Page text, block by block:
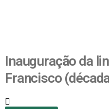
Inauguração da
Francisco